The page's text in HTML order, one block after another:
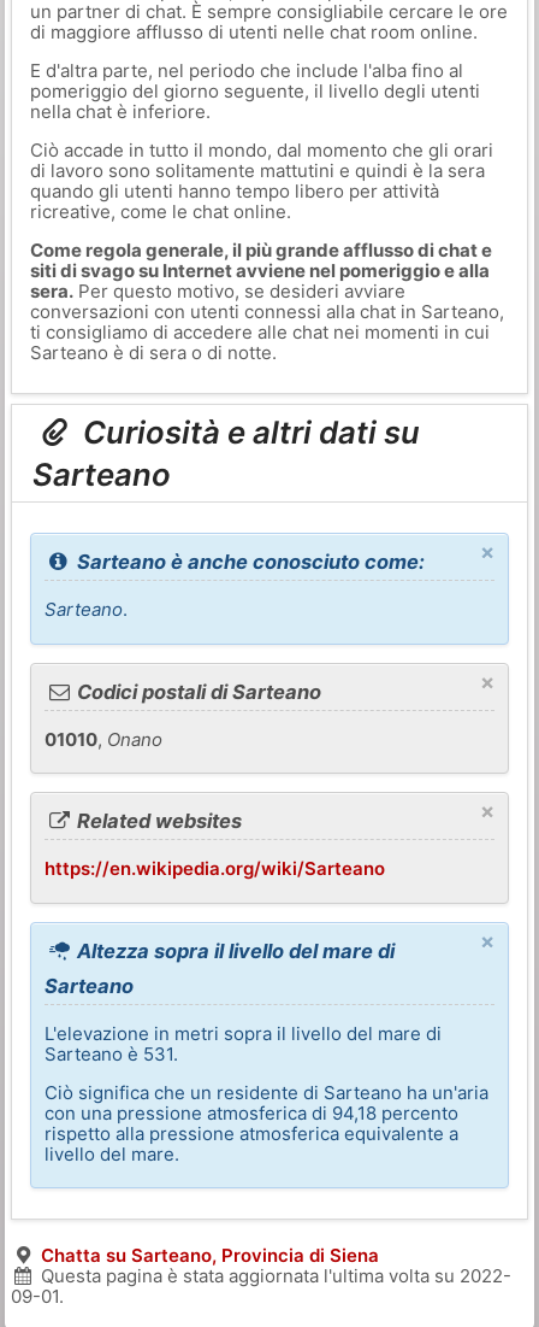
un partner di chat. È sempre consigliabile cercare le ore
di maggiore afflusso di utenti nelle chat room online.
E d'altra parte, nel periodo che include l'alba fino al
pomeriggio del giorno seguente, il livello degli utenti
nella chat è inferiore.
Ciò accade in tutto il mondo, dal momento che gli orari
di lavoro sono solitamente mattutini e quindi è la sera
quando gli utenti hanno tempo libero per attività
ricreative, come le chat online.
Come regola generale, il più grande afflusso di chat e
siti di svago su Internet avviene nel pomeriggio e alla
sera.Per questo motivo, se desideri avviare
conversazioni con utenti connessi alla chat in Sarteano,
ti consigliamo di accedere alle chat nei momenti in cui
Sarteano è di sera o di notte.
Curiosità e altri dati su
Sarteano
×
Sarteano è anche conosciuto come:
Sarteano.
×
Codici postali di Sarteano
01010, Onano
×
Related websites
https://en.wikipedia.org/wiki/Sarteano
×
Altezza sopra il livello del mare di
Sarteano
L'elevazione in metri sopra il livello del mare di
Sarteano è 531.
Ciò significa che un residente di Sarteano ha un'aria
con una pressione atmosferica di 94,18 percento
rispetto alla pressione atmosferica equivalente a
livello del mare.
Chatta su Sarteano, Provincia di Siena
Questa pagina è stata aggiornata l'ultima volta su 2022-
09-01.